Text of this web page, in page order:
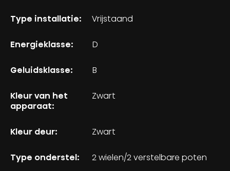
Type installatie: Vrijstaand
Energieklasse: D
Geluidsklasse: B
Kleur van het
apparaat:
Zwart
Kleur deur: Zwart
Type onderstel: 2 wielen/2 verstelbare poten